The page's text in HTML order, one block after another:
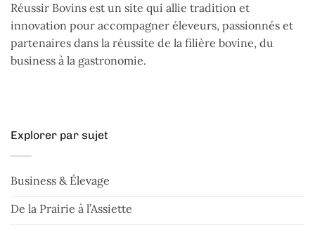
Réussir Bovins est un site qui allie tradition et
innovation pour accompagner éleveurs, passionnés et
partenaires dans la réussite de la filière bovine, du
business à la gastronomie.
Explorer par sujet
Business & Élevage
De la Prairie à l’Assiette